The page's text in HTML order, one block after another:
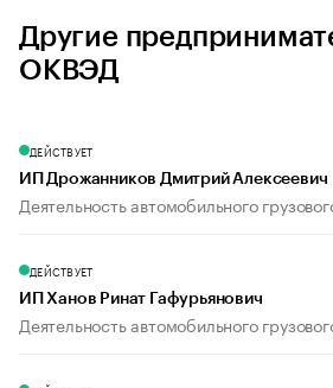
Другие
ОКВЭД
ДЕЙСТВУЕТ
ИП Дрожанников Дмитрий Алексеевич
Деятельность автомобильного
ДЕЙСТВУЕТ
ИП Ханов Ринат Гафурьянович
Деятельность автомобильного